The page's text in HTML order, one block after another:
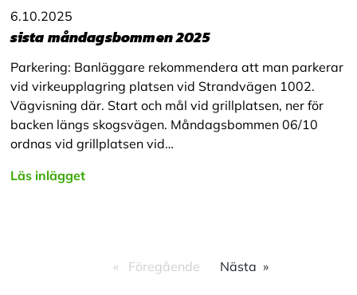
6.10.2025
sista måndagsbommen 2025
Parkering: Banläggare rekommendera att man parkerar
vid virkeupplagring platsen vid Strandvägen 1002.
Vägvisning där. Start och mål vid grillplatsen, ner för
backen längs skogsvägen. Måndagsbommen 06/10
ordnas vid grillplatsen vid…
Läs inlägget
Föregående Nästa